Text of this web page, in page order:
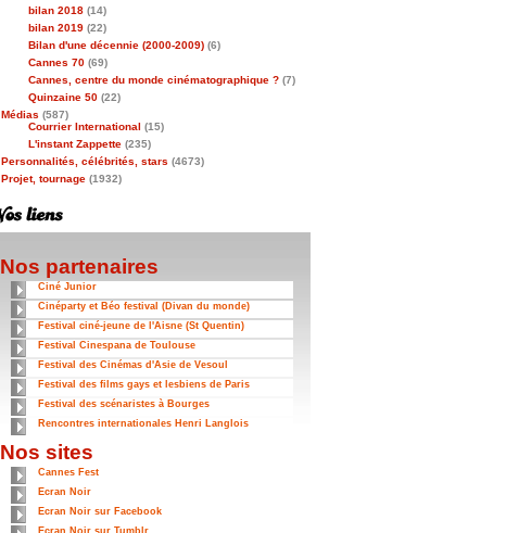
bilan 2018 (14)
bilan 2019 (22)
Bilan d'une décennie (2000-2009) (6)
Cannes 70 (69)
Cannes, centre du monde cinématographique ? (7)
Quinzaine 50 (22)
Médias (587)
Courrier International (15)
L'instant Zappette (235)
Personnalités, célébrités, stars (4673)
Projet, tournage (1932)
Nos partenaires
Ciné Junior
Cinéparty et Béo festival (Divan du monde)
Festival ciné-jeune de l'Aisne (St Quentin)
Festival Cinespana de Toulouse
Festival des Cinémas d'Asie de Vesoul
Festival des films gays et lesbiens de Paris
Festival des scénaristes à Bourges
Rencontres internationales Henri Langlois
Nos sites
Cannes Fest
Ecran Noir
Ecran Noir sur Facebook
Ecran Noir sur Tumblr